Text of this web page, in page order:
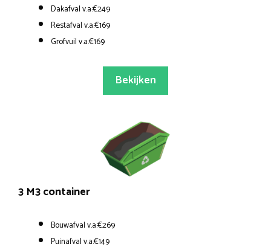
Dakafval v.a.€249
Restafval v.a.€169
Grofvuil v.a.€169
Bekijken
3 M3 container
Bouwafval v.a.€269
Puinafval v.a.€149